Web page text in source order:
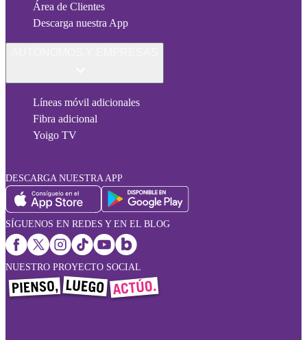
Área de Clientes
Descarga nuestra App
Líneas móvil adicionales
Fibra adicional
Yoigo TV
DESCARGA NUESTRA APP
SÍGUENOS EN REDES Y EN EL BLOG
NUESTRO PROYECTO SOCIAL